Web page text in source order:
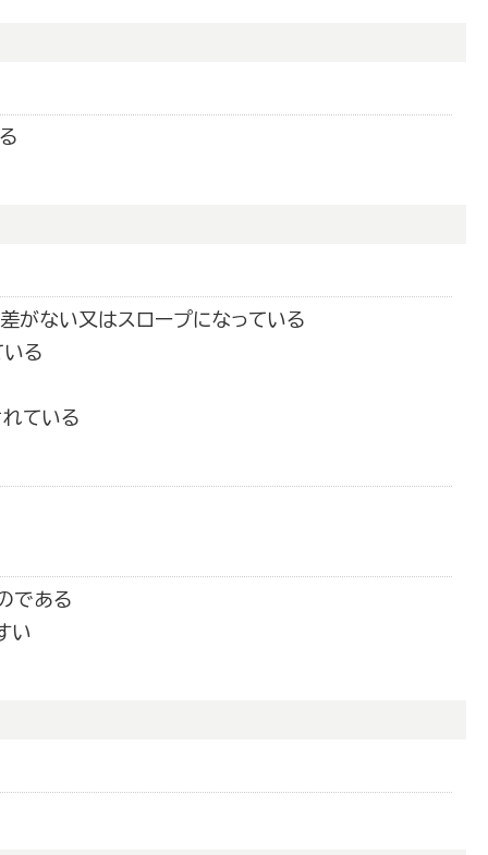
がない又はスロープになっている
る
ている
である
い